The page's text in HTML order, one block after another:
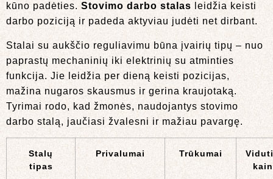
kūno padėties. Stovimo darbo stalas leidžia keisti
darbo poziciją ir padeda aktyviau judėti net dirbant.
Stalai su aukščio reguliavimu būna įvairių tipų – nuo
paprastų mechaninių iki elektrinių su atminties
funkcija. Jie leidžia per dieną keisti pozicijas,
mažina nugaros skausmus ir gerina kraujotaką.
Tyrimai rodo, kad žmonės, naudojantys stovimo
darbo stalą, jaučiasi žvalesni ir mažiau pavargę.
Stalų
tipas
Privalumai Trūkumai